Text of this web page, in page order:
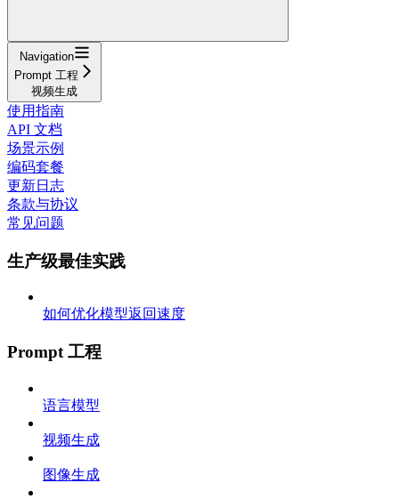
Navigation
Prompt 工程
视频生成
使用指南
API 文档
场景示例
编码套餐
更新日志
条款与协议
常见问题
生产级最佳实践
如何优化模型返回速度
Prompt 工程
语言模型
视频生成
图像生成